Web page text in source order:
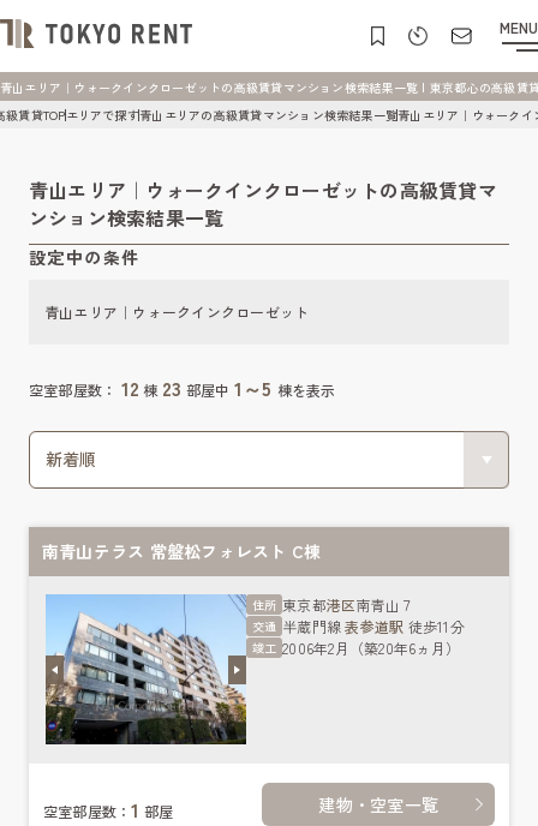
MENU
青山エリア｜ウォークインクローゼットの高級賃貸マンション検索結果一覧 | 東京都心の高級賃
級賃貸TOPエリアで探す青山エリアの高級賃貸マンション検索結果一覧青山エリア｜ウォーク
青山エリア｜ウォークインクローゼットの高級賃貸マ
ンション検索結果一覧
設定中の条件
空室部屋数： 12 棟 23 部屋中 1～5 棟を表示
青山エリア｜ウォークインクローゼット
南青山テラス 常盤松フォレスト C棟
住所 東京都港区南青山７
交通 半蔵門線表参道駅 徒歩11分
竣工 2006年2月（築20年6ヵ月）
空室部屋数：1 部屋 建物・空室一覧